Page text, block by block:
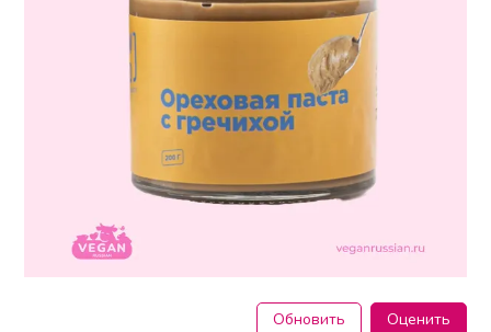
Обновить Оценить